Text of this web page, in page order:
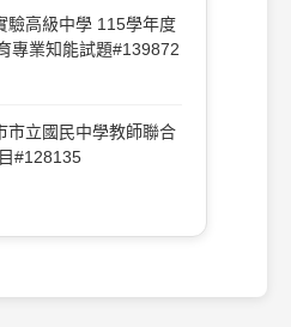
驗高級中學 115學年度
專業知能試題#139872
市立國民中學教師聯合
#128135